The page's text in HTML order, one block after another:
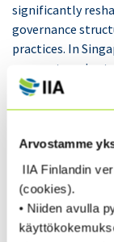
Arvostamme
IIA Finlandin
(cookies).
• Niiden avulla
significantly
governance
practices. In
momentum due
technological
Nation Initiative
innovation,
promote
increasingly
decision-making
governance,